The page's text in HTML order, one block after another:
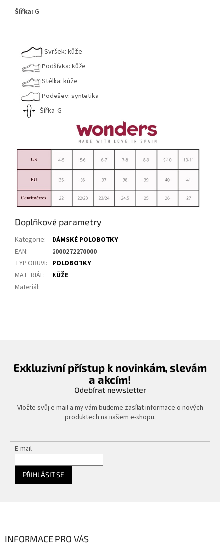
Šířka: G
Svršek: kůže
Podšívka: kůže
Stélka: kůže
Podešev: syntetika
Šířka: G
Doplňkové parametry
Kategorie:
DÁMSKÉ POLOBOTKY
EAN:
2000272270000
TYP OBUVI: POLOBOTKY
MATERIÁL:
KŮŽE
Materiál:
Exkluzivní přístup k novinkám, slevám
a akcím!
Odebírat newsletter
Vložte svůj e-mail a my vám budeme zasílat informace o nových
produktech na našem e-shopu.
E-mail
PŘIHLÁSIT SE
INFORMACE PRO VÁS